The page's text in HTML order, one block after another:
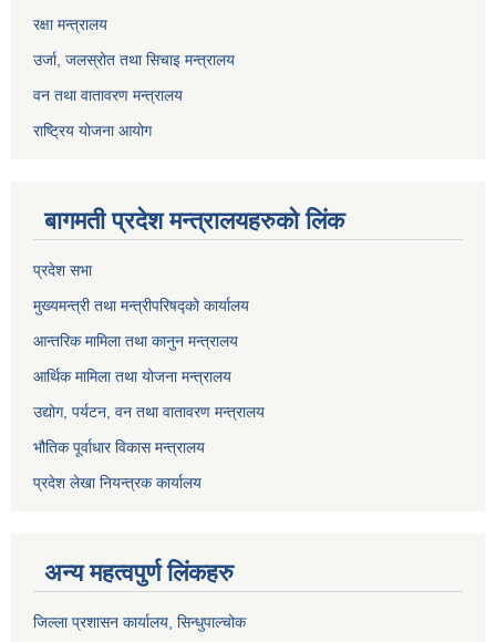
रक्षा मन्त्रालय
उर्जा, जलस्रोत तथा सिचाइ मन्त्रालय
वन तथा वातावरण मन्त्रालय
राष्ट्रिय योजना आयोग
बागमती प्रदेश मन्त्रालयहरुको लिंक
प्रदेश सभा
मुख्यमन्त्री तथा मन्त्रीपरिषद्को कार्यालय
आन्तरिक मामिला तथा कानुन मन्त्रालय
आर्थिक मामिला तथा योजना मन्त्रालय
उद्योग, पर्यटन, वन तथा वातावरण मन्त्रालय
भौतिक पूर्वाधार विकास मन्त्रालय
प्रदेश लेखा नियन्त्रक कार्यालय
अन्य महत्वपुर्ण लिंकहरु
जिल्ला प्रशासन कार्यालय, सिन्धुपाल्चोक